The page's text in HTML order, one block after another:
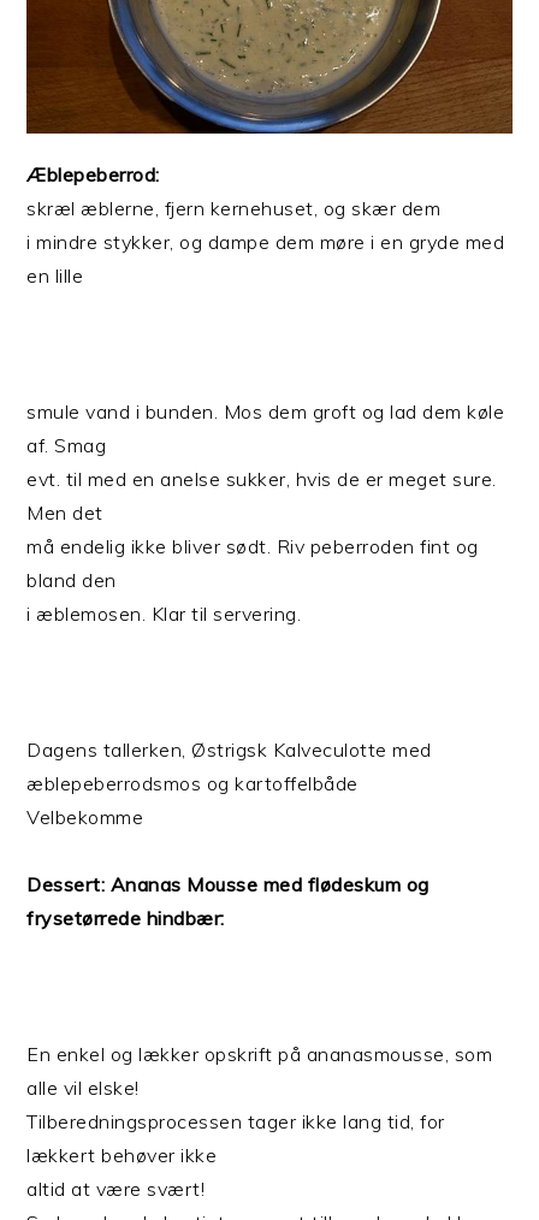
Æblepeberrod:
skræl æblerne, fjern kernehuset, og skær dem
i mindre stykker, og dampe dem møre i en gryde med
en lille
smule vand i bunden. Mos dem groft og lad dem køle
af. Smag
evt. til med en anelse sukker, hvis de er meget sure.
Men det
må endelig ikke bliver sødt. Riv peberroden fint og
bland den
i æblemosen. Klar til servering.
Dagens tallerken, Østrigsk Kalveculotte med
æblepeberrodsmos og kartoffelbåde
Velbekomme
Dessert: Ananas Mousse med flødeskum og
frysetørrede hindbær:
En enkel og lækker opskrift på ananasmousse, som
alle vil elske!
Tilberedningsprocessen tager ikke lang tid, for
lækkert behøver ikke
altid at være svært!